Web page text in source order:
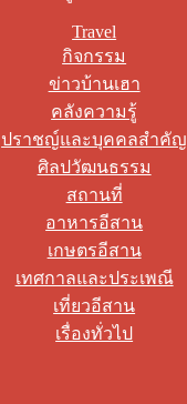
Travel
กิจกรรม
ข่าวบ้านเฮา
คลังความรู้
ปราชญ์และบุคคลสำคัญ
ศิลปวัฒนธรรม
สถานที่
อาหารอีสาน
เกษตรอีสาน
เทศกาลและประเพณี
เที่ยวอีสาน
เรื่องทั่วไป